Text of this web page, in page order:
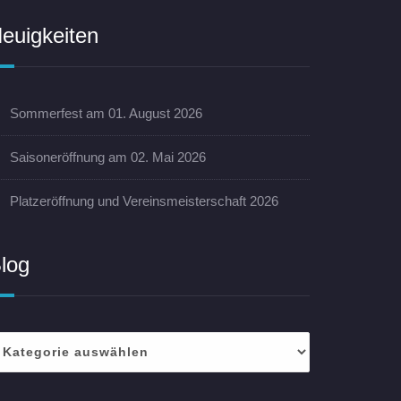
Sommerfest am 01. August 2026
Saisoneröffnung am 02. Mai 2026
Platzeröffnung und Vereinsmeisterschaft 2026